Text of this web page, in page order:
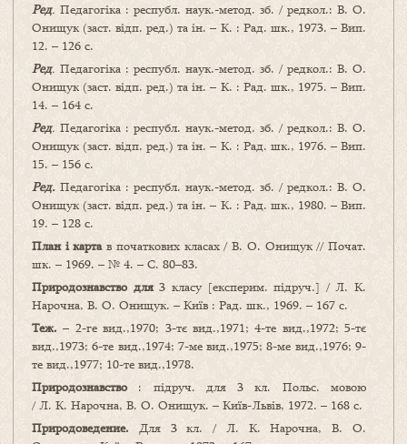
Ред. Педагогіка : республ. наук.-метод. зб. / редкол.: В. О.
Онищук (заст. відп. ред.) та ін. – К. : Рад. шк., 1973. – Вип.
12. – 126 с.
Ред. Педагогіка : республ. наук.-метод. зб. / редкол.: В. О.
Онищук (заст. відп. ред.) та ін. – К. : Рад. шк., 1975. – Вип.
14. – 164 с.
Ред. Педагогіка : республ. наук.-метод. зб. / редкол.: В. О.
Онищук (заст. відп. ред.) та ін. – К. : Рад. шк., 1976. – Вип.
15. – 156 с.
Ред. Педагогіка : республ. наук.-метод. зб. / редкол.: В. О.
Онищук (заст. відп. ред.) та ін. – К. : Рад. шк., 1980. – Вип.
19. – 128 с.
План і картав початкових класах / В. О. Онищук // Почат.
шк. – 1969. – № 4. – С. 80–83.
Природознавство для3 класу [експерим. підруч.] / Л. К.
Нарочна, В. О. Онищук. – Київ : Рад. шк., 1969. – 167 с.
Теж. – 2-ге вид.,1970; 3-тє вид.,1971; 4-те вид.,1972; 5-тє
вид.,1973; 6-те вид.,1974; 7-ме вид.,1975; 8-ме вид.,1976; 9-
те вид.,1977; 10-те вид.,1978.
Природознавство : підруч. для 3 кл. Польс. мовою
/ Л. К. Нарочна, В. О. Онищук. – Київ-Львів, 1972. – 168 с.
Природоведение. Для 3 кл. / Л. К. Нарочна, В. О.